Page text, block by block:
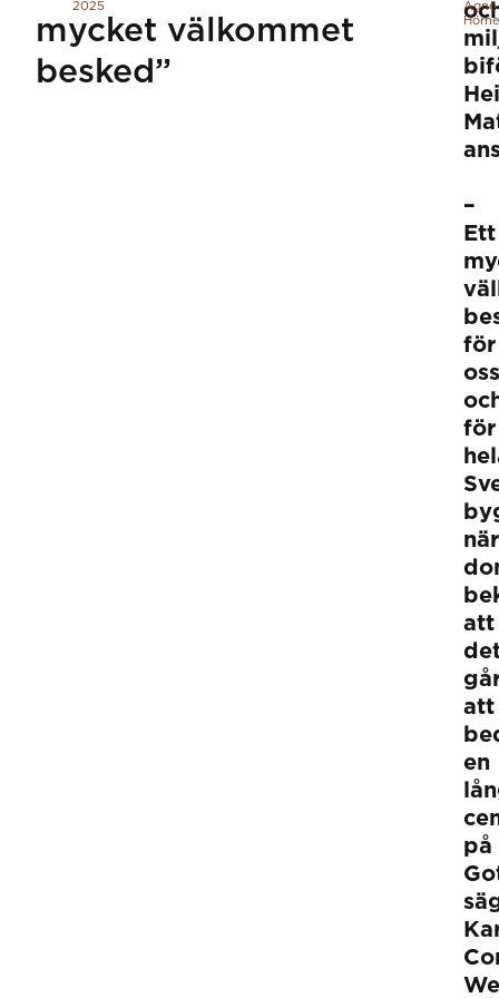
2025
mycket välkommet
besked”
–
Ett
för
oss
för
när
att
att
en
på
Agne